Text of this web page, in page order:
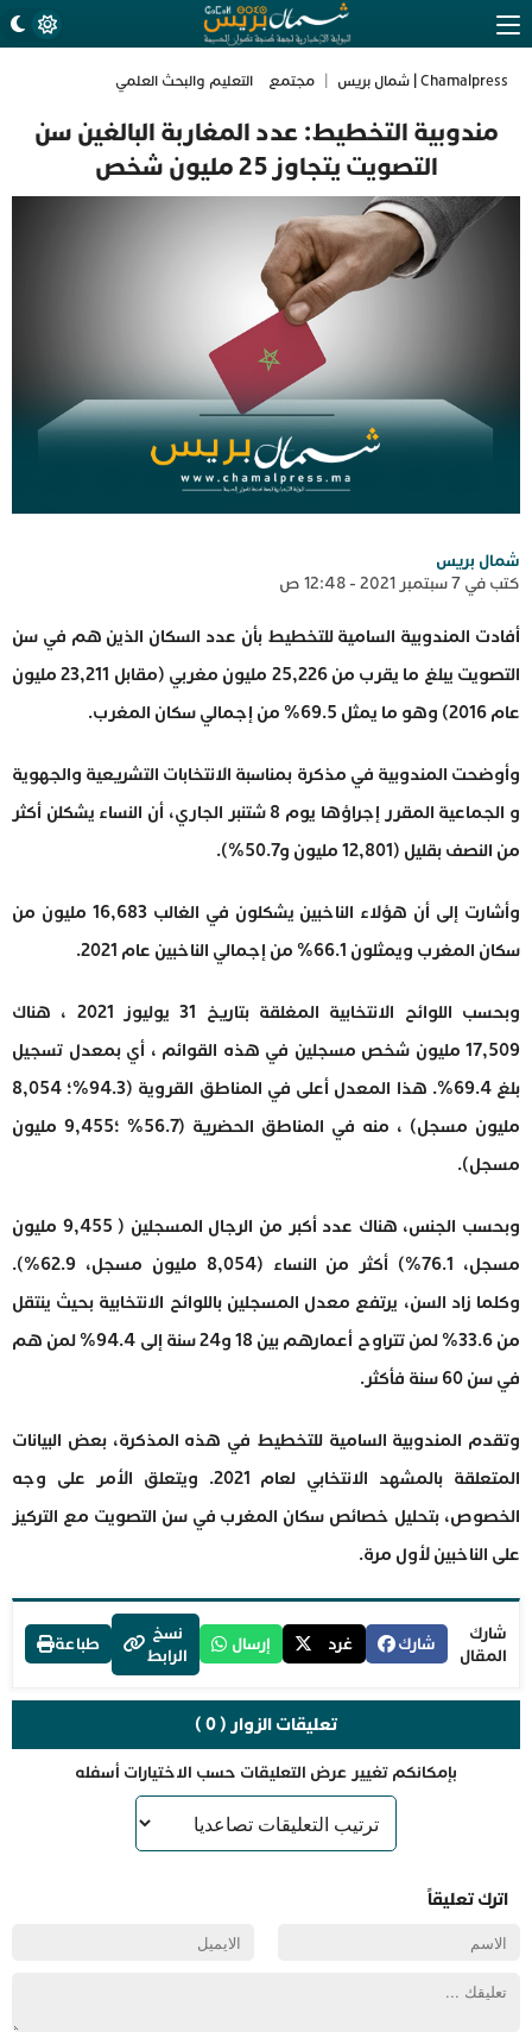
Chamalpress | شمال بريس مجتمع التعليم والبحث العلمي
مندوبية التخطيط: عدد المغاربة البالغين سن
التصويت يتجاوز 25 مليون شخص
شمال بريس
كتب في 7 سبتمبر 2021 - 12:48 ص
أفادت المندوبية السامية للتخطيط بأن عدد السكان الذين هم في سن
التصويت يبلغ ما يقرب من 25,226 مليون مغربي (مقابل 23,211 مليون
عام 2016) وهو ما يمثل 69.5% من إجمالي سكان المغرب.
وأوضحت المندوبية في مذكرة بمناسبة الانتخابات التشريعية والجهوية
و الجماعية المقرر إجراؤها يوم 8 شتنبر الجاري، أن النساء يشكلن أكثر
من النصف بقليل (12,801 مليون و50.7%).
وأشارت إلى أن هؤلاء الناخبين يشكلون في الغالب 16,683 مليون من
سكان المغرب ويمثلون 66.1% من إجمالي الناخبين عام 2021.
وبحسب اللوائح الانتخابية المغلقة بتاريخ 31 يوليوز 2021 ، هناك
17,509 مليون شخص مسجلين في هذه القوائم ، أي بمعدل تسجيل
بلغ 69.4%. هذا المعدل أعلى في المناطق القروية (94.3%؛ 8,054
مليون مسجل) ، منه في المناطق الحضرية (56.7% ؛9,455 مليون
مسجل).
وبحسب الجنس، هناك عدد أكبر من الرجال المسجلين ( 9,455 مليون
مسجل، 76.1%) أكثر من النساء (8,054 مليون مسجل، 62.9%).
وكلما زاد السن، يرتفع معدل المسجلين باللوائح الانتخابية بحيث ينتقل
من 33.6% لمن تتراوح أعمارهم بين 18 و24 سنة إلى 94.4% لمن هم
في سن 60 سنة فأكثر.
وتقدم المندوبية السامية للتخطيط في هذه المذكرة، بعض البيانات
المتعلقة بالمشهد الانتخابي لعام 2021. ويتعلق الأمر على وجه
الخصوص، بتحليل خصائص سكان المغرب في سن التصويت مع التركيز
على الناخبين لأول مرة.
شارك
المقال
شارك غرد إرسال
نسخ
الرابط
طباعة
تعليقات الزوار ( 0 )
بإمكانكم تغيير عرض التعليقات حسب الاختيارات أسفله
اترك تعليقاً